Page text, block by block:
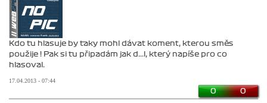
Kdo tu hlasuje by taky mohl dávat koment, kterou směs
použije ! Pak si tu připadám jak d...l, který napíše pro co
hlasoval.
17.04.2013 - 07:44
0 0